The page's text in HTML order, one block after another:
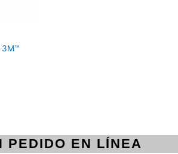
3M™
PEDIDO EN LÍNEA